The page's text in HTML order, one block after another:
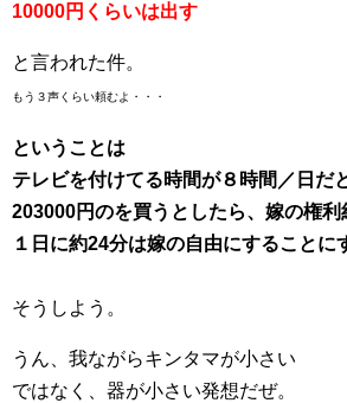
10000円くらいは出す
と言われた件。
もう３声くらい頼むよ・・・
ということは
テレビを付けてる時間が８時間／日だ
203000円のを買うとしたら、嫁の権利
１日に約24分は嫁の自由にすることに
そうしよう。
うん、我ながらキンタマが小さい
ではなく、器が小さい発想だぜ。